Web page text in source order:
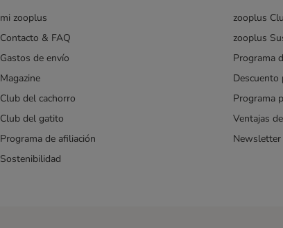
mi zooplus
Contacto & FAQ
Gastos de envío
Magazine
Club del cachorro
Club del gatito
Programa de afiliación
Sostenibilidad
zooplus
zooplus
Programa
Descuento
Programa
Ventajas
Newsletter